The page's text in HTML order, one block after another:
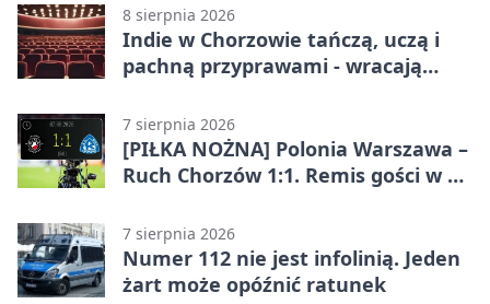
8 sierpnia 2026
Indie w Chorzowie tańczą, uczą i
pachną przyprawami - wracają
7 sierpnia 2026
[PIŁKA NOŻNA] Polonia Warszawa –
Ruch Chorzów 1:1. Remis gości w 3.
7 sierpnia 2026
Numer 112 nie jest infolinią. Jeden
żart może opóźnić ratunek